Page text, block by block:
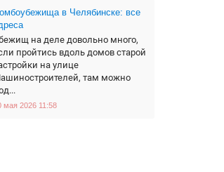
в Челябинске: все
на деле довольно много,
пройтись вдоль домов старой
на улице
там можно
мая 2026 11:58